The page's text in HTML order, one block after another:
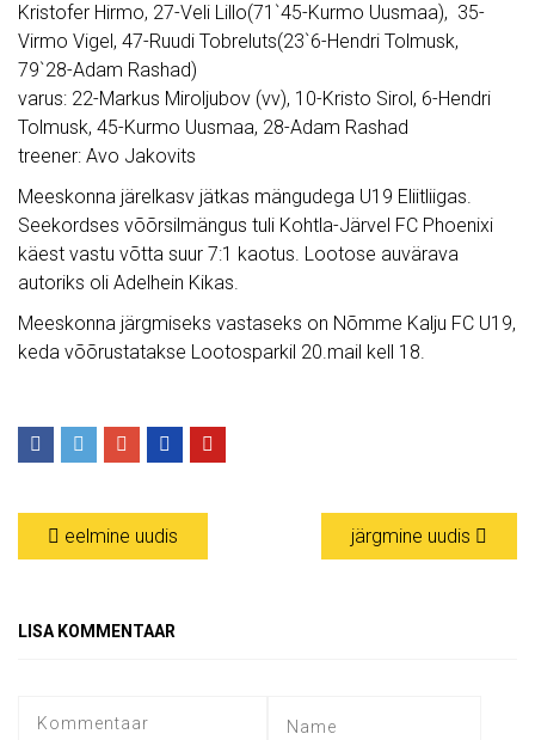
Kristofer Hirmo, 27-Veli Lillo(71`45-Kurmo Uusmaa), 35-
Virmo Vigel, 47-Ruudi Tobreluts(23`6-Hendri Tolmusk,
79`28-Adam Rashad)
varus: 22-Markus Miroljubov (vv), 10-Kristo Sirol, 6-Hendri
Tolmusk, 45-Kurmo Uusmaa, 28-Adam Rashad
treener: Avo Jakovits
Meeskonna järelkasv jätkas mängudega U19 Eliitliigas.
Seekordses võõrsilmängus tuli Kohtla-Järvel FC Phoenixi
käest vastu võtta suur 7:1 kaotus. Lootose auvärava
autoriks oli Adelhein Kikas.
Meeskonna järgmiseks vastaseks on Nõmme Kalju FC U19,
keda võõrustatakse Lootosparkil 20.mail kell 18.
eelmine uudis järgmine uudis
LISA KOMMENTAAR